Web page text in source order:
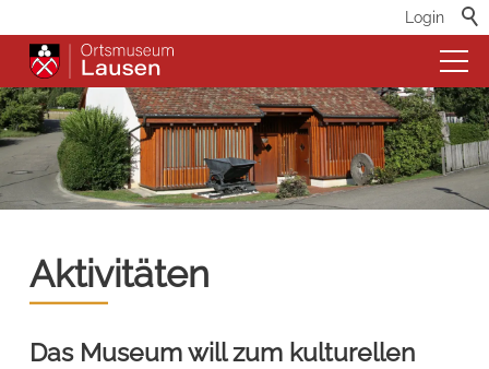
Login
Aktivitäten
Das Museum will zum kulturellen